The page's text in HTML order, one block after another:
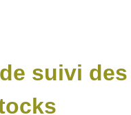
suivi des